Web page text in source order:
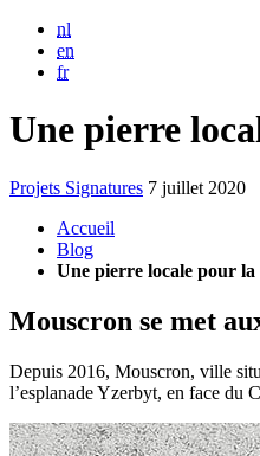
nl
en
fr
Une pierre
Projets Signatures 7 juillet 2020
Accueil
Blog
Une pierre locale pour
Mouscron se met
Depuis 2016, Mouscron, ville
l’esplanade Yzerbyt, en face du